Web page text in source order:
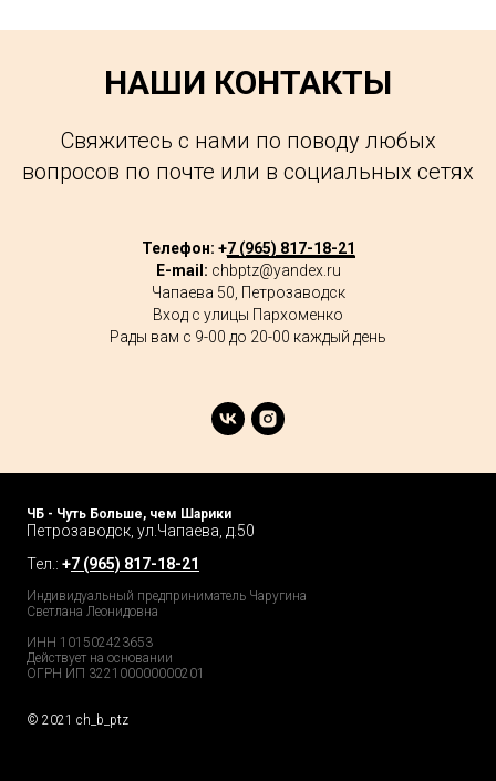
НАШИ КОНТАКТЫ
Свяжитесь с нами по поводу любых
вопросов по почте или в социальных сетях
Телефон: +7 (965) 817-18-21
E-mail: chbptz@yandex.ru
Чапаева 50, Петрозаводск
Вход с улицы Пархоменко
Рады вам с 9-00 до 20-00 каждый день
ЧБ - Чуть Больше, чем Шарики
Петрозаводск, ул.Чапаева, д.50
Тел.: +7 (965) 817-18-21
Индивидуальный предприниматель Чаругина
Светлана Леонидовна
ИНН 101502423653
Действует на основании
ОГРН ИП 322100000000201
© 2021 ch_b_ptz